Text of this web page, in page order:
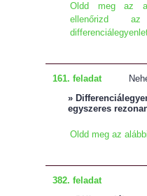
Oldd meg az
ellenőrizd
161. feladat
»
egyszeres
Oldd meg az
382. feladat